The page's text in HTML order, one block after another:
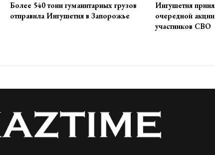
Более 540 тонн гуманитарных грузов
отправила Ингушетия в Запорожье
Ингушетия
очередной
участников СВО